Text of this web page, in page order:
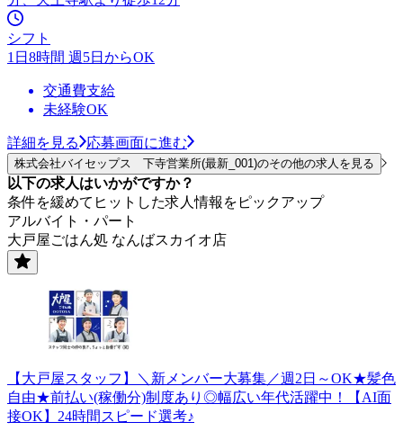
シフト
1日8時間 週5日からOK
交通費支給
未経験OK
詳細を見る 応募画面に進む
株式会社バイセップス 下寺営業所(最新_001)のその他の求人を見る
以下の求人はいかがですか？
条件を緩めてヒットした求人情報をピックアップ
アルバイト・パート
大戸屋ごはん処 なんばスカイオ店
【大戸屋スタッフ】＼新メンバー大募集／週2日～OK★髪色
自由★前払い(稼働分)制度あり◎幅広い年代活躍中！【AI面
接OK】24時間スピード選考♪